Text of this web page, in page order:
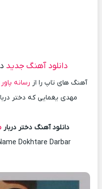
دانلود آهنگ جدید
آهنگ های تاپ را از رسانه
مهدی یغمایی که دختر دربار
دانلود آهنگ دختر دربار
Dokhtare Darbar